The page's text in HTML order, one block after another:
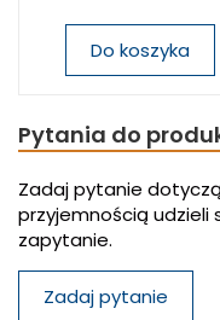
Do koszyka
Pytania do
Zadaj pytanie
przyjemnością udzieli
zapytanie.
Zadaj pytanie